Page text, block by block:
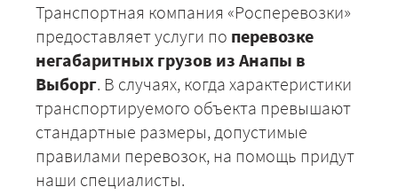
Транспортная компания «Росперевозки»
предоставляет услуги по перевозке
негабаритных грузов из Анапы в
Выборг. В случаях, когда характеристики
транспортируемого объекта превышают
стандартные размеры, допустимые
правилами перевозок, на помощь придут
наши специалисты.